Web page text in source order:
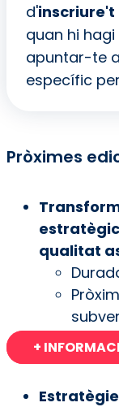
d'inscriure't
quan hi
apuntar-te
específic
Pròximes
qualitat
+